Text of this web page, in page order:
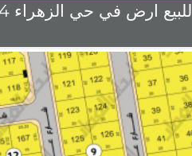
للبيع ارض في حي الزهراء 4 رقم 40 المساحة 500م شارع 30 شرقًا السعر 1200 للمتر